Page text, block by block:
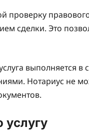
проверку
сделки. Это
выполняется в
Нотариус не
услугу